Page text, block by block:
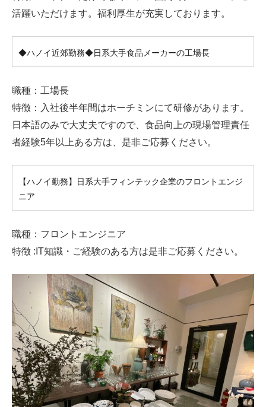
活躍いただけます。福利厚生が充実しております。
◆ハノイ近郊勤務◆日系大手食品メーカーの工場長
職種：工場長
特徴：入社後半年間はホーチミンにて研修があります。
日本語のみで大丈夫ですので、食品向上の現場管理責任
者経験5年以上ある方は、是非ご応募ください。
【ハノイ勤務】日系大手フィンテック企業のフロントエンジ
ニア
職種：フロントエンジニア
特徴 :IT知識・ご経験のある方は是非ご応募ください。